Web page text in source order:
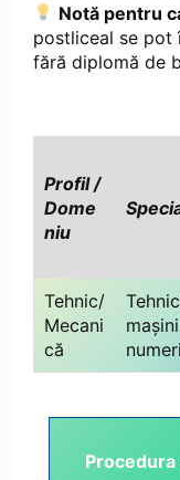
Notă pentru
postliceal se pot
fără diplomă de
Profil /
Dome
niu
Tehnic/
Mecani
că